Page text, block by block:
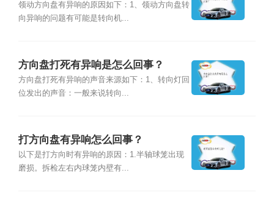
领动方向盘有异响的原因如下：1、领动方向盘转
向异响的问题有可能是转向机...
方向盘打死有异响是怎么回事？
方向盘打死有异响的声音来源如下：1、转向灯回
位发出的声音：一般来说转向...
打方向盘有异响怎么回事？
以下是打方向时有异响的原因：1.半轴球笼出现
磨损。拆检左右内球笼内壁有...